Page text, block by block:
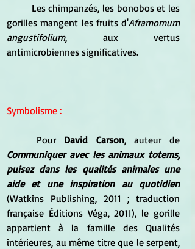
gorilles mangent les fruits d'Aframomum
angustifolium, aux vertus
antimicrobiennes significatives.
Symbolisme :
	Pour
David Carson
Communiquer avec les animaux totems,
puisez dans les qualités animales une
aide et une inspiration au quotidien
(Watkins Publishing, 2011 ; traduction
française Éditions Véga, 2011), le gorille
appartient à la famille des Qualités
intérieures, au même titre que le serpent,